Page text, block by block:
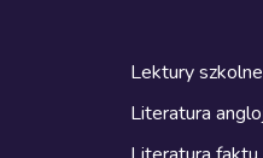
Lektury szkolne
Literatura